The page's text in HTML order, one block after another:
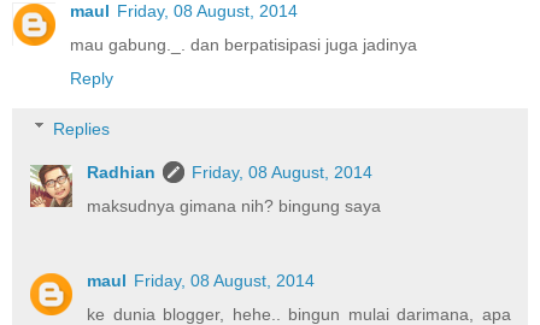
maul Friday, 08 August, 2014
mau gabung._. dan berpatisipasi juga jadinya
Reply
Replies
Radhian
Friday, 08 August, 2014
maksudnya gimana nih? bingung saya
maul Friday, 08 August, 2014
ke dunia blogger, hehe.. bingun mulai darimana, apa